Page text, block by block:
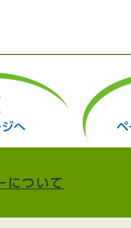
へ ペ
について